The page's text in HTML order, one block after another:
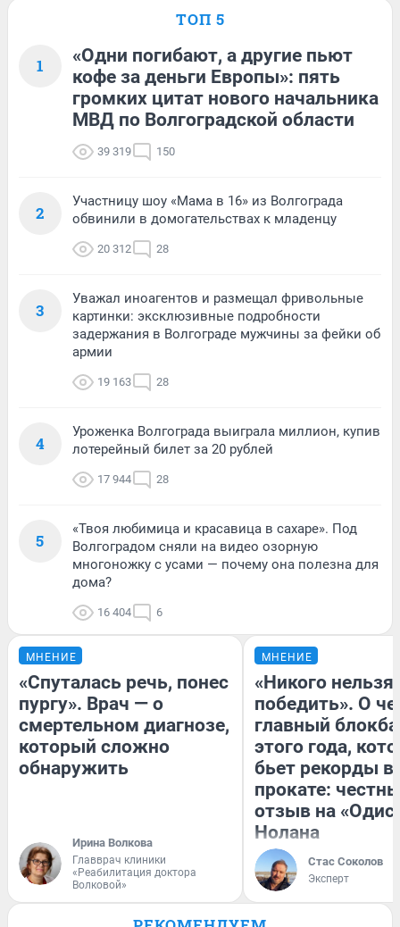
ТОП 5
1
«Одни погибают, а другие пьют
кофе за деньги Европы»: пять
громких цитат нового начальника
МВД по Волгоградской области
39 319 150
2
Участницу шоу «Мама в 16» из Волгограда
обвинили в домогательствах к младенцу
20 312 28
3
Уважал иноагентов и размещал фривольные
картинки: эксклюзивные подробности
задержания в Волгограде мужчины за фейки об
армии
19 163 28
4
Уроженка Волгограда выиграла миллион, купив
лотерейный билет за 20 рублей
17 944 28
5
«Твоя любимица и красавица в сахаре». Под
Волгоградом сняли на видео озорную
многоножку с усами — почему она полезна для
дома?
16 404 6
МНЕНИЕ
«Спуталась речь, понес
пургу». Врач — о
смертельном диагнозе,
который сложно
обнаружить
Ирина Волкова
Главврач клиники
«Реабилитация доктора
Волковой»
МНЕНИЕ
«Никого нельзя
победить». О
главный
этого года,
бьет рекорды в
прокате:
отзыв на
Нолана
Стас Соколов
Эксперт